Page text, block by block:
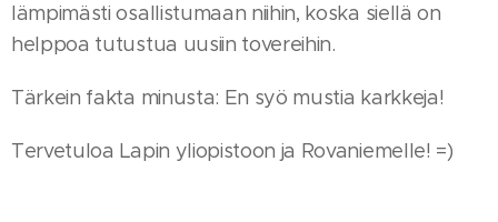
lämpimästi osallistumaan niihin, koska siellä on
helppoa tutustua uusiin tovereihin.
Tärkein fakta minusta: En syö mustia karkkeja!
Tervetuloa Lapin yliopistoon ja Rovaniemelle! =)